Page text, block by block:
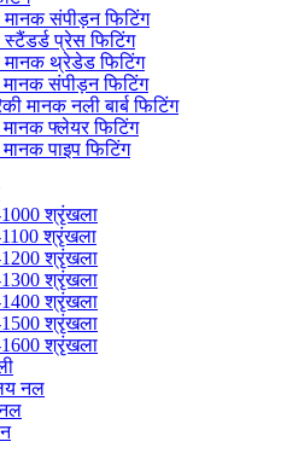
मानक संपीड़न फिटिंग
स्टैंडर्ड प्रेस फिटिंग
मानक थ्रेडेड फिटिंग
संपीड़न फिटिंग
मानक नली बार्ब फिटिंग
फ्लेयर फिटिंग
पाइप फिटिंग
श्रृंखला
श्रृंखला
श्रृंखला
श्रृंखला
श्रृंखला
श्रृंखला
श्रृंखला
नल